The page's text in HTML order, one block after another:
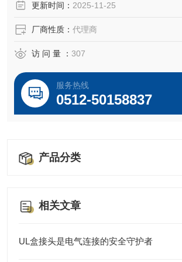
Co.,Ltd
更新时间： 2025-11-25
厂商性质： 代理商
访 问 量 ： 307
服务热线
0512-50158837
产品分类
相关文章
UL盒接头是电气连接的安全守护者